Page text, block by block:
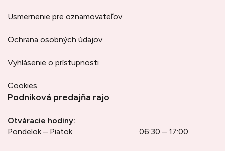
Usmernenie pre oznamovateľov
Ochrana osobných údajov
Vyhlásenie o prístupnosti
Cookies
Podniková predajňa rajo
Otváracie hodiny:
Pondelok – Piatok
06:30 – 17:00